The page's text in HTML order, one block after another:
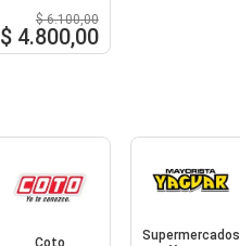
$ 6.100,00
$ 4.800,00
Supermercados